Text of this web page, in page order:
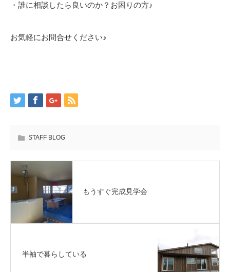
・誰に相談したら良いのか？お困りの方♪
お気軽にお問合せください♪
STAFF BLOG
もうすぐ完成見学会
半袖で暮らしている